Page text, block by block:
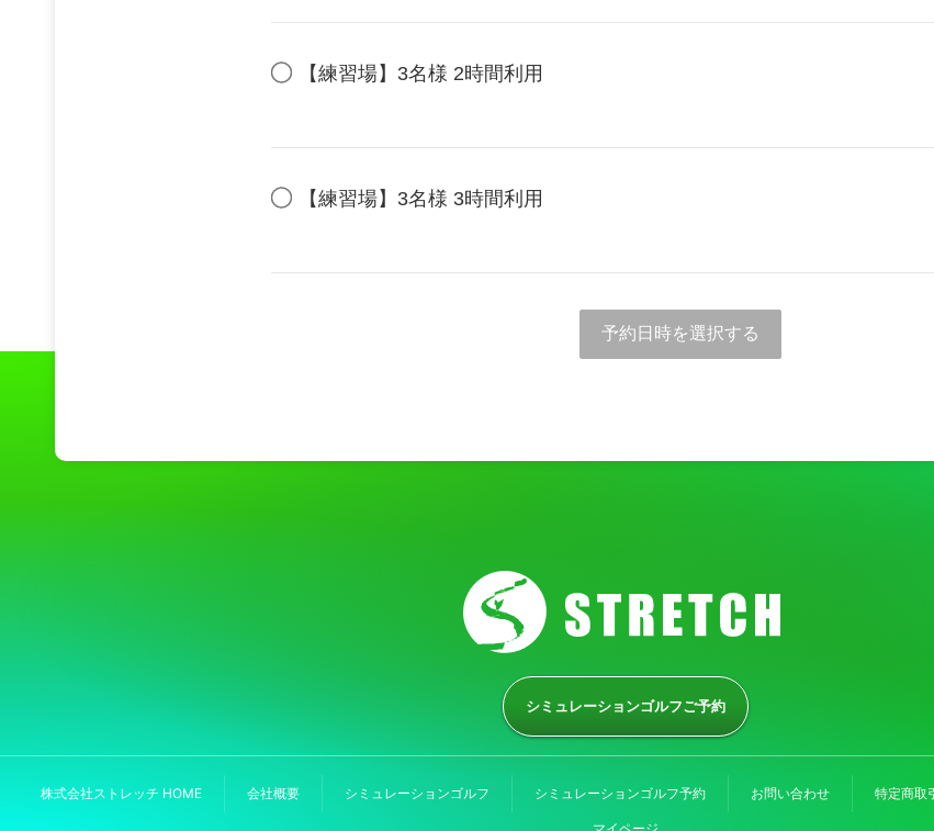
【練習場】3名様 2時間利用
【練習場】3名様 3時間利用
予約日時を選択する
シミュレーションゴルフご予約
株式会社ストレッチ HOME 会社概要 シミュレーションゴルフ シミュレーションゴルフ予約 お問い合わせ 特定商取